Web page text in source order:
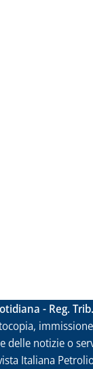
- Reg.
notizie o
Italiana